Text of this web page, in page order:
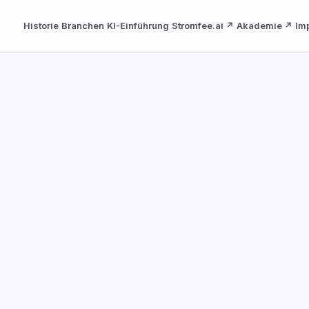
Historie Branchen KI-Einführung Stromfee.ai ↗ Akademie ↗